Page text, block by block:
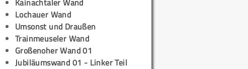
Kainachtaler Wand
Lochauer Wand
Umsonst und Draußen
Trainmeuseler Wand
Großenoher Wand 01
Jubiläumswand 01 - Linker Teil